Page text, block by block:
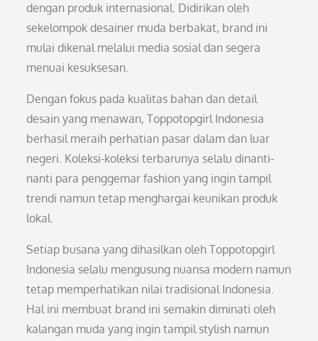
dengan produk internasional. Didirikan oleh
sekelompok desainer muda berbakat, brand ini
mulai dikenal melalui media sosial dan segera
menuai kesuksesan.
Dengan fokus pada kualitas bahan dan detail
desain yang menawan, Toppotopgirl Indonesia
berhasil meraih perhatian pasar dalam dan luar
negeri. Koleksi-koleksi terbarunya selalu dinanti-
nanti para penggemar fashion yang ingin tampil
trendi namun tetap menghargai keunikan produk
lokal.
Setiap busana yang dihasilkan oleh Toppotopgirl
Indonesia selalu mengusung nuansa modern namun
tetap memperhatikan nilai tradisional Indonesia.
Hal ini membuat brand ini semakin diminati oleh
kalangan muda yang ingin tampil stylish namun